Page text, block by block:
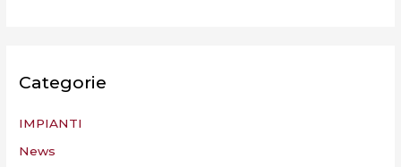
Categorie
IMPIANTI
News